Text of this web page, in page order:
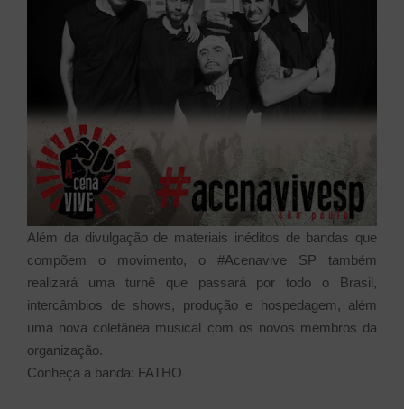
Além da divulgação de materiais inéditos de bandas que
compõem o movimento, o #Acenavive SP também
realizará uma turnê que passará por todo o Brasil,
intercâmbios de shows, produção e hospedagem, além
uma nova coletânea musical com os novos membros da
organização.
Conheça a banda: FATHO